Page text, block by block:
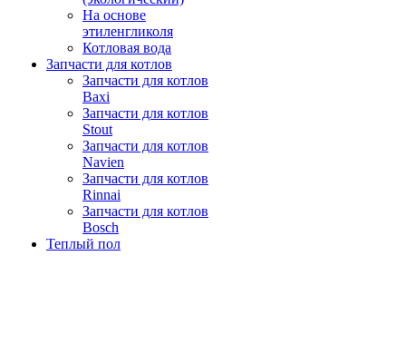
На основе
этиленгликоля
Котловая вода
Запчасти для котлов
Запчасти для котлов
Baxi
Запчасти для котлов
Stout
Запчасти для котлов
Navien
Запчасти для котлов
Rinnai
Запчасти для котлов
Bosch
Теплый пол